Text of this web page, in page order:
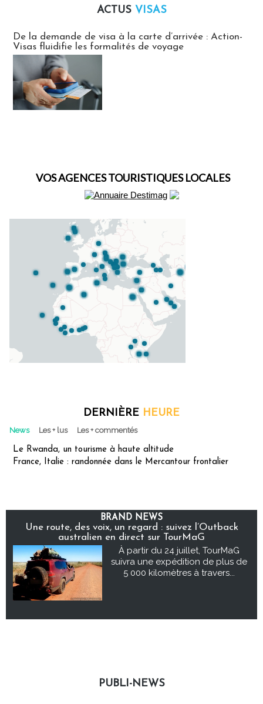
ACTUS VISAS
De la demande de visa à la carte d’arrivée : Action-
Visas fluidifie les formalités de voyage
VOS AGENCES TOURISTIQUES LOCALES
DERNIÈRE HEURE
News Les + lus Les + commentés
Le Rwanda, un tourisme à haute altitude
France, Italie : randonnée dans le Mercantour frontalier
BRAND NEWS
Une route, des voix, un regard : suivez l’Outback
australien en direct sur TourMaG
À partir du 24 juillet, TourMaG
suivra une expédition de plus de
5 000 kilomètres à travers...
PUBLI-NEWS